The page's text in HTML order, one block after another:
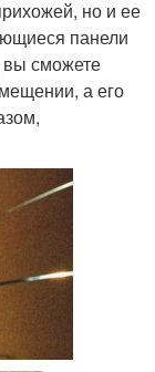
но и ее
панели
сможете
а его